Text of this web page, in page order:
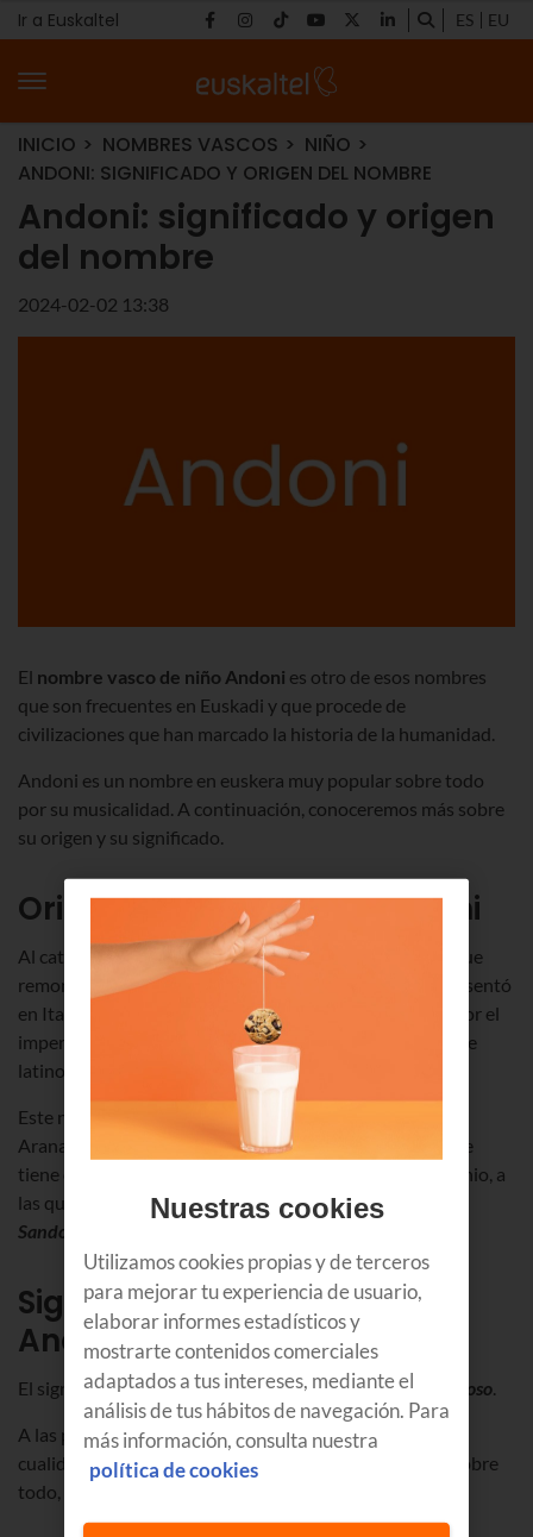
Ir a Euskaltel ES EU
INICIO NOMBRES VASCOS
NIÑO
ANDONI: SIGNIFICADO Y ORIGEN DEL NOMBRE
Andoni: significado y origen
del nombre
2024-02-02 13:38
El nombre vasco de niño Andoni es otro de esos nombres
que son frecuentes en Euskadi y que procede de
civilizaciones que han marcado la historia de la humanidad.
Andoni es un nombre en euskera muy popular sobre todo
por su musicalidad. A continuación, conoceremos más sobre
su origen y su significado.
Origen del nombre de Andoni
Al catalogar el origen del nombre de Andoni tenemos que
remontarnos a los
, que fue un pueblo que se asentó
en Italia durante la antigüedad y que fue conquistado por el
imperio romano. De hecho, de ahí toma su raíz el nombre
latino
Este nombre se propone en el Santoral vasco (1910) de
Arana y Eleizalde como alternativa a Antonio. El nombre
tiene como referencia las ermitas dedicadas a San Antonio, a
las que tradicionalmente se las conoce en Bizkaia como
Sandoni
Significado del nombre de
Andoni
El significado directo del nombre de Andoni es ser amoroso.
A las personas que tienen este nominativo se le asignan
cualidades como ser tenaces,
y sobre
todo,
Nuestras cookies
Utilizamos cookies propias y de terceros
para mejorar tu experiencia de usuario,
elaborar informes estadísticos y
mostrarte contenidos comerciales
adaptados a tus intereses, mediante el
análisis de tus hábitos de navegación. Para
más información, consulta nuestra
política de cookies